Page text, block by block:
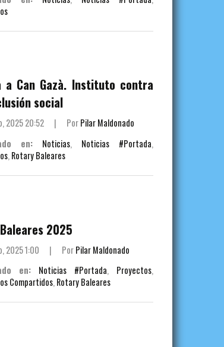
a Can Gazà. Instituto contra
social
2025 20:52 | PorPilar Maldonado
en:
Noticias, Noticias #Portada,
, Rotary Baleares
Baleares 2025
2025 1:00 | PorPilar Maldonado
en:
Noticias #Portada, Proyectos,
Compartidos, Rotary Baleares